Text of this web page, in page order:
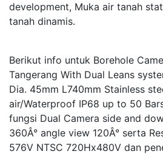
development, Muka air tanah
tanah dinamis.
Berikut info untuk Borehole
Tangerang With Dual Leans
Dia. 45mm L740mm Stainless
air/Waterproof IP68 up to 50
fungsi Dual Camera side and
360Â° angle view 120Â° serta
576V NTSC 720Hx480V dan